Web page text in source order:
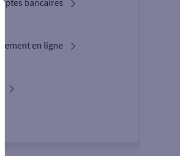
bancaires
en ligne